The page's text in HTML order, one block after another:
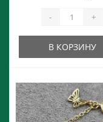
- +
В КОРЗИНУ